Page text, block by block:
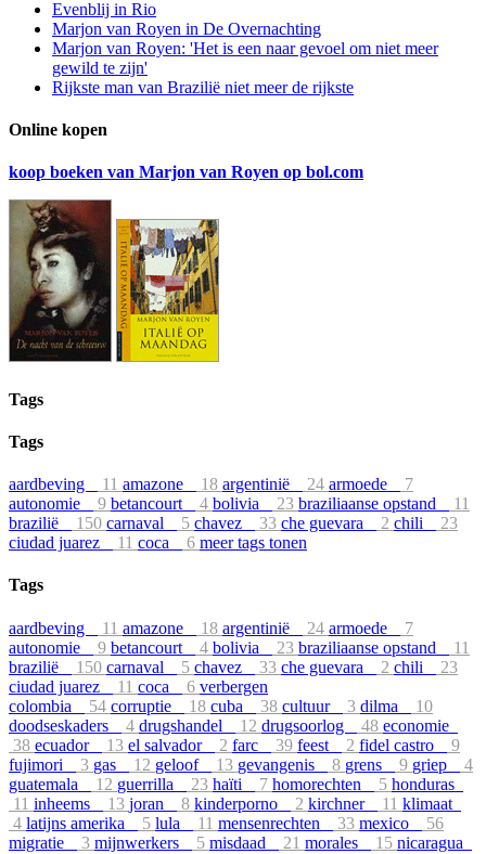
Evenblij in Rio
Marjon van Royen in De Overnachting
Marjon van Royen: 'Het is een naar gevoel om niet meer
gewild te zijn'
Rijkste man van Brazilië niet meer de rijkste
Online kopen
koop boeken van Marjon van Royen op bol.com
Tags
Tags
aardbeving 11 amazone 18 argentinië 24 armoede
7
autonomie
9 betancourt 4 bolivia 23 braziliaanse opstand
11
brazilië
150 carnaval 5 chavez 33 che guevara 2 chili
23
ciudad juarez
11 coca 6 meer tags tonen
Tags
aardbeving 11 amazone 18 argentinië 24 armoede
7
autonomie
9 betancourt 4 bolivia 23 braziliaanse opstand
11
brazilië
150 carnaval 5 chavez 33 che guevara 2 chili
23
ciudad juarez
11 coca 6 verbergen
colombia
54 corruptie 18 cuba 38 cultuur 3 dilma
10
doodseskaders
4 drugshandel 12 drugsoorlog 48 economie
38 ecuador 13 el salvador 2 farc 39 feest 2 fidel castro
9
fujimori
3 gas 12 geloof 13 gevangenis 8 grens 9 griep
4
guatemala
12 guerrilla 23 haïti 7 homorechten 5 honduras
11 inheems 13 joran 8 kinderporno 2 kirchner 11 klimaat
4 latijns amerika 5 lula 11 mensenrechten 33 mexico
56
migratie
3 mijnwerkers 5 misdaad 21 morales 15 nicaragua